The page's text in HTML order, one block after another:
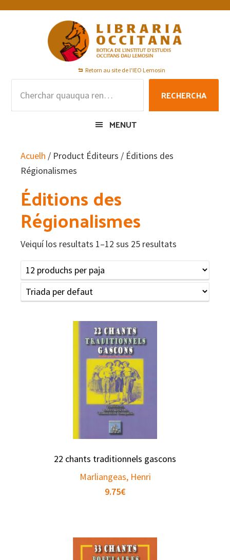
Skip
Skip
Skip
Retorn au site de l'IEO Lemosin
RECHERCHA
MENUT
Acuelh / Product Éditeurs / Éditions des
Régionalismes
Éditions des
Régionalismes
Veiquí los resultats 1–12 sus 25 resultats
22 chants traditionnels gascons
Marliangeas, Henri
9.75€